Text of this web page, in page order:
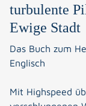
turbulente
Ewige Stadt
Das Buch zum
Englisch
Mit Highspeed